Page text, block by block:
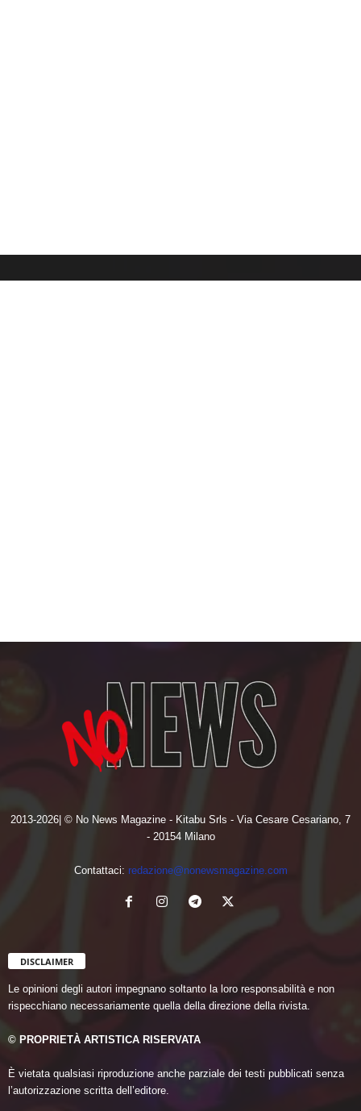
2013-2026| © No News Magazine - Kitabu Srls - Via Cesare Cesariano, 7
- 20154 Milano
Contattaci: redazione@nonewsmagazine.com
DISCLAIMER
Le opinioni degli autori impegnano soltanto la loro responsabilità e non
rispecchiano necessariamente quella della direzione della rivista.
© PROPRIETÀ ARTISTICA RISERVATA
È vietata qualsiasi riproduzione anche parziale dei testi pubblicati senza
l’autorizzazione scritta dell’editore.